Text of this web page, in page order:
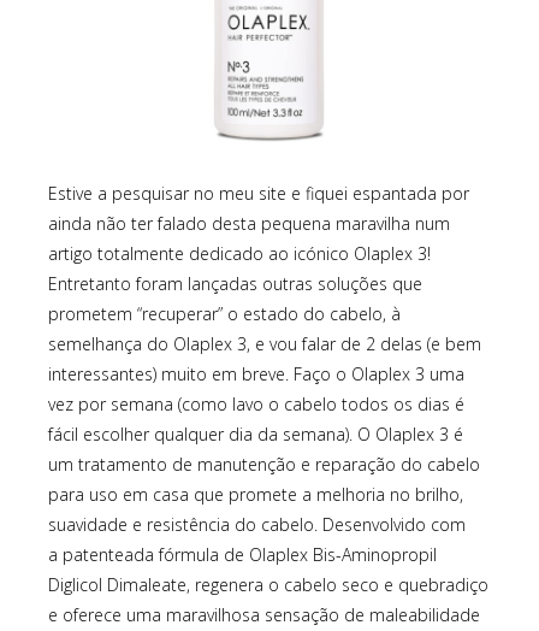
Estive a pesquisar no meu site e fiquei espantada por
ainda não ter falado desta pequena maravilha num
artigo totalmente dedicado ao icónico Olaplex 3!
Entretanto foram lançadas outras soluções que
prometem “recuperar” o estado do cabelo, à
semelhança do Olaplex 3, e vou falar de 2 delas (e bem
interessantes) muito em breve. Faço o Olaplex 3 uma
vez por semana (como lavo o cabelo todos os dias é
fácil escolher qualquer dia da semana). O Olaplex 3 é
um tratamento de manutenção e reparação do cabelo
para uso em casa que promete a melhoria no brilho,
suavidade e resistência do cabelo. Desenvolvido com
a patenteada fórmula de Olaplex Bis-Aminopropil
Diglicol Dimaleate, regenera o cabelo seco e quebradiço
e oferece uma maravilhosa sensação de maleabilidade